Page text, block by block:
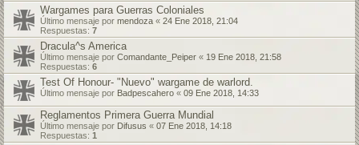
Wargames para Guerras Coloniales
Último mensaje por mendoza « 24 Ene 2018, 21:04
Respuestas: 7
Dracula^s America
Último mensaje por Comandante_Peiper « 19 Ene 2018, 21:58
Respuestas: 6
Test Of Honour- "Nuevo" wargame de warlord.
Último mensaje por Badpescahero « 09 Ene 2018, 14:33
Reglamentos Primera Guerra Mundial
Último mensaje por Difusus « 07 Ene 2018, 14:18
Respuestas: 1